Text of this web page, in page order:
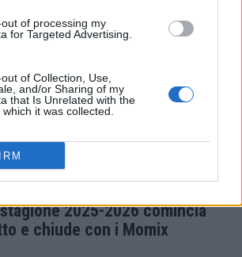
of processing my
for Targeted Advertising.
of Collection, Use,
and/or Sharing of my
that Is Unrelated with the
it was collected.
2025-2026 comincia
e chiude con i Momix